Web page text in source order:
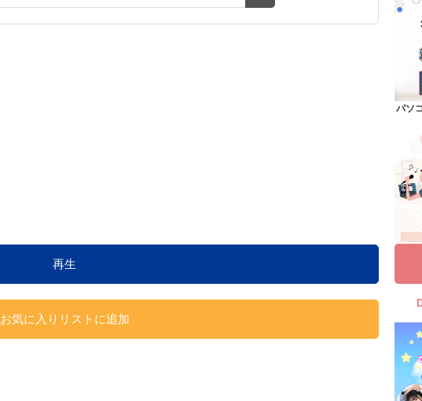
カラ
ユー
キャ
カラ
自
家族
再生
お気に入りリストに追加
パソ